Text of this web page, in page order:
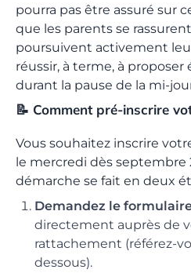
pourra pas être assuré sur
que les parents se
poursuivent activement
réussir, à terme, à
durant la pause de la mi-
📝 Comment pré-inscrire
Vous souhaitez inscrire
le mercredi dès septembre
démarche se fait en deux
Demandez le
directement auprès de
rattachement (référez-
dessous).